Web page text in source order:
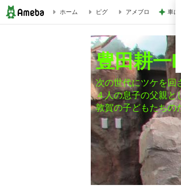
ホーム ピグ アメブロ 車に
豊田耕一
次の世代にツケを回
４人の息子の父親と
敦賀の子どもたちの